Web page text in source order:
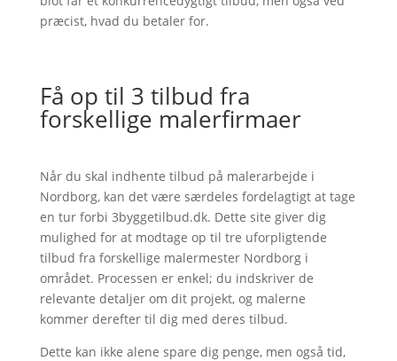
præcist, hvad du betaler for.
Få op til 3 tilbud fra
forskellige malerfirmaer
Når du skal indhente tilbud på malerarbejde i
Nordborg, kan det være særdeles fordelagtigt at tage
en tur forbi 3byggetilbud.dk. Dette site giver dig
mulighed for at modtage op til tre uforpligtende
tilbud fra forskellige malermester Nordborg i
området. Processen er enkel; du indskriver de
relevante detaljer om dit projekt, og malerne
kommer derefter til dig med deres tilbud.
Dette kan ikke alene spare dig penge, men også tid,